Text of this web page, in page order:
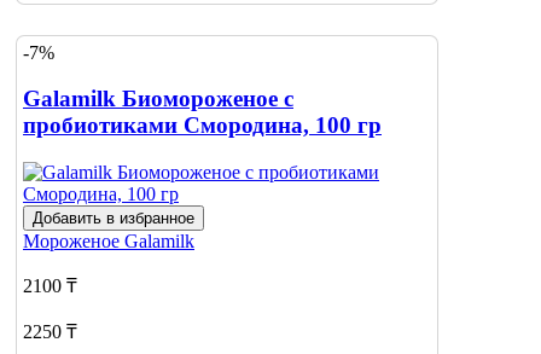
-7%
Galamilk Биомороженое с
пробиотиками Смородина, 100 гр
Добавить в избранное
Мороженое Galamilk
2100 ₸
2250 ₸